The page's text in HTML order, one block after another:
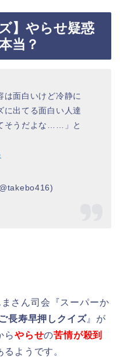
】やらせ疑惑
当？
は面白いけど冷静に
に出てる面白い人達
そうだよな……」と
さん司会『スーパーか
ご長寿早押しクイズ』が
らやらせの苦情が殺到
ようです。